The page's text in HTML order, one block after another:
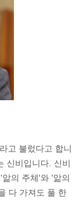
고 불렀다고 합니
신비입니다. 신비
의 주체'와 '앎의
다 가져도 풀 한